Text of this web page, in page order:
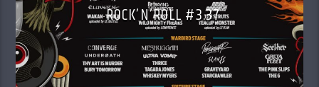
ROCK’N’ROLL #3.37